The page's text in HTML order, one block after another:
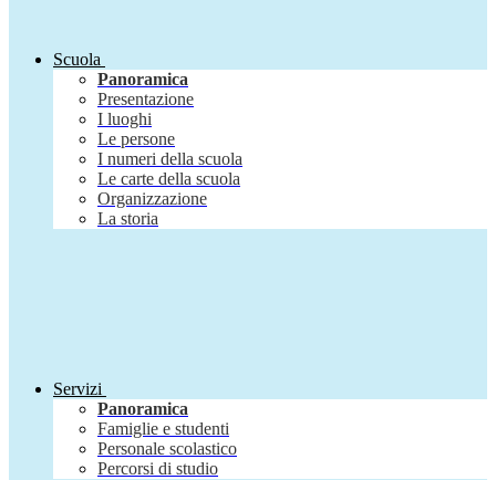
Scuola
Panoramica
Presentazione
I luoghi
Le persone
I numeri della scuola
Le carte della scuola
Organizzazione
La storia
Servizi
Panoramica
Famiglie e studenti
Personale scolastico
Percorsi di studio